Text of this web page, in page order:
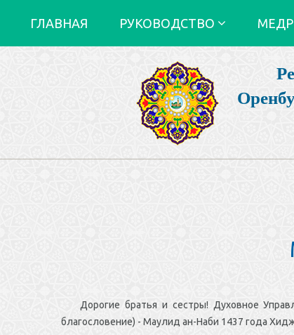
ГЛАВНАЯ РУКОВОДСТВО
Дорогие братья и сестры! Духовное
благословение) - Маулид ан-Наби 1437 года